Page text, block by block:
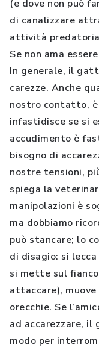
(e dove non può
di canalizzare
attività
Se non ama
In generale, il
carezze. Anche
nostro contatto,
infastidisce se si
accudimento è
bisogno di
nostre tensioni,
spiega la
manipolazioni è
ma dobbiamo
può stancare; lo
di disagio: si
si mette sul
attaccare),
orecchie. Se
ad accarezzare, il
modo per